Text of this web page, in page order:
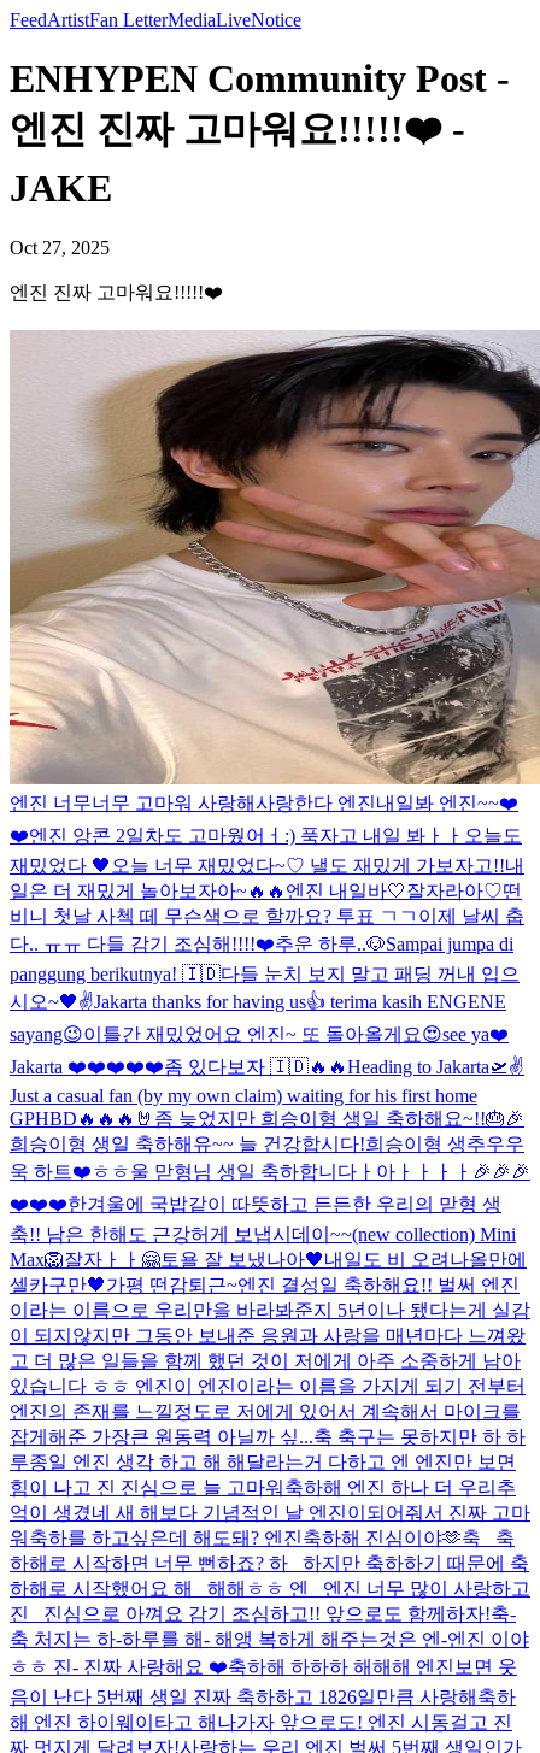
FeedArtistFan LetterMediaLiveNotice
ENHYPEN Community Post -
엔진 진짜 고마워요!!!!!❤️ -
JAKE
Oct 27, 2025
엔진 진짜 고마워요!!!!!❤️
엔진 너무너무 고마워 사랑해사랑한다 엔진내일봐 엔진~~❤️
❤️엔진 앙콘 2일차도 고마웠어ㅓ:) 푹자고 내일 봐ㅏㅏ 오늘도
재밌었다 🖤 오늘 너무 재밌었다~♡ 낼도 재밌게 가보자고!!내
일은 더 재밌게 놀아보자아~🔥🔥 엔진 내일바🤍잘자라아♡떤
비니 첫날 사첵 떼 무슨색으로 할까요? 투표 ㄱㄱ 이제 날씨 춥
다.. ㅠㅠ 다들 감기 조심해!!!!❤️추운 하루..🐶Sampai jumpa di
panggung berikutnya! 🇮🇩다들 눈치 보지 말고 패딩 꺼내 입으
시오~🖤✌️Jakarta thanks for having us👍 terima kasih ENGENE
sayang😉이틀간 재밌었어요 엔진~ 또 돌아올게요😍see ya❤️
Jakarta ❤️❤️❤️❤️❤️좀 있다보자 🇮🇩🔥🔥Heading to Jakarta🛫✌️
Just a casual fan (by my own claim) waiting for his first home
GPHBD🔥🔥🔥🤘 좀 늦었지만 희승이형 생일 축하해요~!!🎂🎉
희승이형 생일 축하해유~~ 늘 건강합시다!희승이형 생추우우
욱 하트❤️ㅎㅎ울 맏형님 생일 축하합니다ㅏ아ㅏㅏㅏㅏ🎉🎉🎉
❤️❤️❤️한겨울에 국밥같이 따뜻하고 든든한 우리의 맏형 생
축!! 남은 한해도 근강허게 보냅시데이~~(new collection) Mini
Max🦁잘자ㅏㅏ 🤗토욜 잘 보냈나아🖤내일도 비 오려나올만에
셀카구만🖤가평 떤감퇴근~엔진 결성일 축하해요!! 벌써 엔진
이라는 이름으로 우리만을 바라봐준지 5년이나 됐다는게 실감
이 되지않지만 그동안 보내준 응원과 사랑을 매년마다 느껴왔
고 더 많은 일들을 함께 했던 것이 저에게 아주 소중하게 남아
있습니다 ㅎㅎ 엔진이 엔진이라는 이름을 가지게 되기 전부터
엔진의 존재를 느낄정도로 저에게 있어서 계속해서 마이크를
잡게해준 가장큰 원동력 아닐까 싶...축 축구는 못하지만 하 하
루종일 엔진 생각 하고 해 해달라는거 다하고 엔 엔진만 보면
힘이 나고 진 진심으로 늘 고마워 축하해 엔진 하나 더 우리추
억이 생겼네 새 해보다 기념적인 날 엔진이되어줘서 진짜 고마
워 축하를 하고싶은데 해도돼? 엔진축하해 진심이야🫶축_ 축
하해로 시작하면 너무 뻔하죠? 하_ 하지만 축하하기 때문에 축
하해로 시작했어요 해_ 해해ㅎㅎ 엔_ 엔진 너무 많이 사랑하고
진_ 진심으로 아껴요 감기 조심하고!! 앞으로도 함께하자!축-
축 처지는 하-하루를 해- 해앵 복하게 해주는것은 엔-엔진 이야
ㅎㅎ 진- 진짜 사랑해요 ❤️축하해 하하하 해해해 엔진보면 웃
음이 난다 5번째 생일 진짜 축하하고 1826일만큼 사랑해 축하
해 엔진 하이웨이타고 해나가자 앞으로도! 엔진 시동걸고 진
짜 멋지게 달려보자!사랑하는 우리 엔진 벌써 5번째 생일인가